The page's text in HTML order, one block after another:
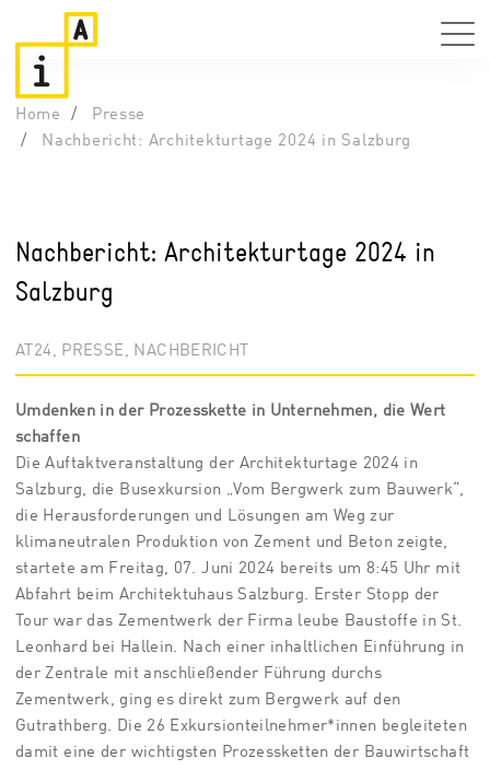
Home
Presse
Nachbericht: Architekturtage 2024 in Salzburg
Nachbericht: Architekturtage 2024 in
Salzburg
AT24, PRESSE, NACHBERICHT
Umdenken in der Prozesskette in Unternehmen, die Wert
schaffen
Die Auftaktveranstaltung der Architekturtage 2024 in
Salzburg, die Busexkursion „Vom Bergwerk zum Bauwerk“,
die Herausforderungen und Lösungen am Weg zur
klimaneutralen Produktion von Zement und Beton zeigte,
startete am Freitag, 07. Juni 2024 bereits um 8:45 Uhr mit
Abfahrt beim Architektuhaus Salzburg. Erster Stopp der
Tour war das Zementwerk der Firma leube Baustoffe in St.
Leonhard bei Hallein. Nach einer inhaltlichen Einführung in
der Zentrale mit anschließender Führung durchs
Zementwerk, ging es direkt zum Bergwerk auf den
Gutrathberg. Die 26 Exkursionteilnehmer*innen begleiteten
damit eine der wichtigsten Prozessketten der Bauwirtschaft